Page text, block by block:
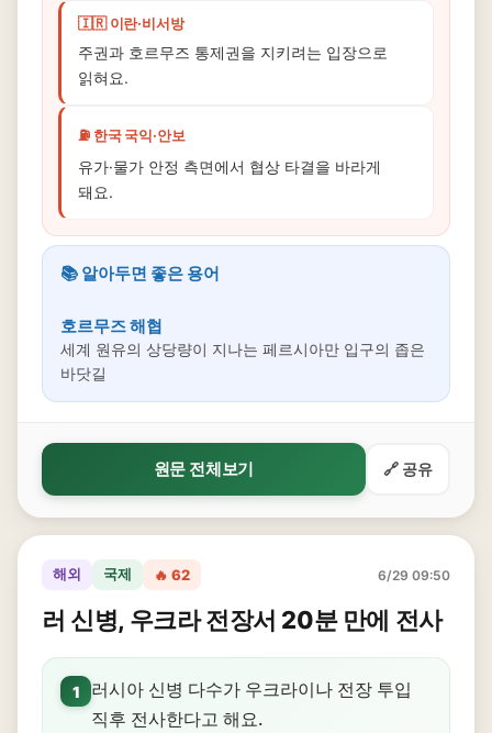
🇮🇷 이란·비서방
주권과 호르무즈 통제권을 지키려는 입장으로
읽혀요.
⛽ 한국 국익·안보
유가·물가 안정 측면에서 협상 타결을 바라게
돼요.
📚 알아두면 좋은 용어
호르무즈 해협
세계 원유의 상당량이 지나는 페르시아만 입구의 좁은
바닷길
원문 전체보기 🔗 공유
해외 국제 🔥 62 6/29 09:50
러 신병, 우크라 전장서 20분 만에 전사
1
러시아 신병 다수가 우크라이나 전장 투입
직후 전사한다고 해요.